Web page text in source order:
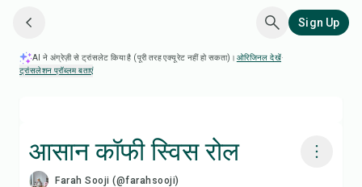
Sign Up
AI ने अंग्रेज़ी से ट्रांसलेट किया है (पूरी तरह एक्यूरेट नहीं हो सकता)। ओरिजिनल देखें·
ट्रांसलेशन प्रॉब्लम बताएं
आसान कॉफी स्विस रोल
Farah Sooji (@farahsooji)